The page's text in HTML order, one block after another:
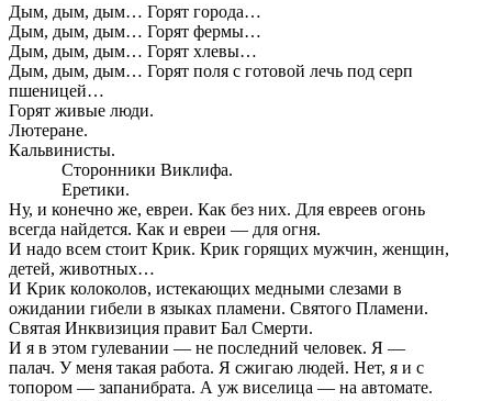
Дым, дым, дым… Горят города…
Дым, дым, дым… Горят фермы…
Дым, дым, дым… Горят хлевы…
Дым, дым, дым… Горят поля с готовой лечь под серп
пшеницей…
Горят живые люди.
Лютеране.
Кальвинисты.
Сторонники Виклифа.
Еретики.
Ну, и конечно же, евреи. Как без них. Для евреев огонь
всегда найдется. Как и евреи — для огня.
И надо всем стоит Крик. Крик горящих мужчин, женщин,
детей, животных…
И Крик колоколов, истекающих медными слезами в
ожидании гибели в языках пламени. Святого Пламени.
Святая Инквизиция правит Бал Смерти.
И я в этом гулевании — не последний человек. Я —
палач. У меня такая работа. Я сжигаю людей. Нет, я и с
топором — запанибрата. А уж виселица — на автомате.